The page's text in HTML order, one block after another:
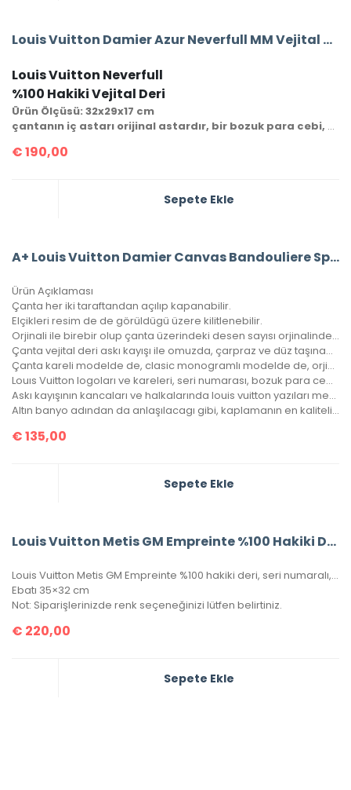
Louis Vuitton Damier Azur Neverfull MM Vejital Deri Orta Boy
Louis Vuitton Neverfull
%100 Hakiki Vejital Deri
Ürün Ölçüsü: 32x29x17 cm
çantanın iç astarı orijinal astardır, bir bozuk para cebi, cüzdanı ve seri numarası mevcuttur.
€190,00
Sepete Ekle
A+ Louis Vuitton Damier Canvas Bandouliere Speedy 30’Luk Vejital Deri
Ürün Açıklaması
Çanta her iki taraftandan açılıp kapanabilir.
Elçikleri resim de de görüldügü üzere kilitlenebilir.
Orjinali ile birebir olup çanta üzerindeki desen sayısı orjinalinde ki ile aynıdır.
Çanta vejital deri askı kayışı ile omuzda, çarpraz ve düz taşınabilir.
Çanta kareli modelde de, clasic monogramlı modelde de, orjinalinde ki kare sayısı ile çantamızdaki kare sayıları eşittir.
Louıs Vuitton logoları ve kareleri, seri numarası, bozuk para cebi ile birebir aynıdır.
Askı kayışının kancaları ve halkalarında louis vuitton yazıları mevcuttur ve metal aksamları altın banyodur.
Altın banyo adından da anlaşılacagı gibi, kaplamanın en kaliteli olanıdır. Ömürlüktür, kararma yapmaz.
€135,00
Sepete Ekle
Louis Vuitton Metis GM Empreinte %100 Hakiki Deri
Louis Vuitton Metis GM Empreinte %100 hakiki deri, seri numaralı, kutulu, toz torbalo, sertifikalı.
Ebatı 35×32 cm
Not: Siparişlerinizde renk seçeneğinizi lütfen belirtiniz.
€ 220,00
Sepete Ekle